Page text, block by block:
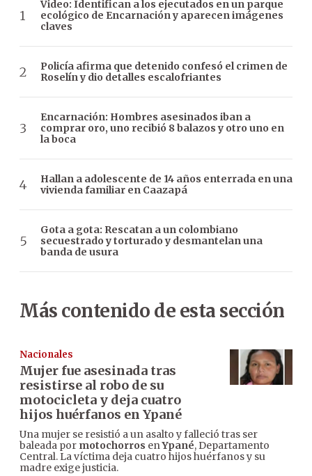
Video: Identifican a los ejecutados en un parque
ecológico de Encarnación y aparecen imágenes
claves
Policía afirma que detenido confesó el crimen de
Roselín y dio detalles escalofriantes
Encarnación: Hombres asesinados iban a
comprar oro, uno recibió 8 balazos y otro uno en
la boca
Hallan a adolescente de 14 años enterrada en una
vivienda familiar en Caazapá
Gota a gota: Rescatan a un colombiano
secuestrado y torturado y desmantelan una
banda de usura
Más contenido de esta sección
Nacionales
Mujer fue asesinada tras
resistirse al robo de su
motocicleta y deja cuatro
hijos huérfanos en Ypané
Una mujer se resistió a un asalto y falleció tras ser
baleada por motochorros enYpané, Departamento
Central. La víctima deja cuatro hijos huérfanos y su
madre exige justicia.